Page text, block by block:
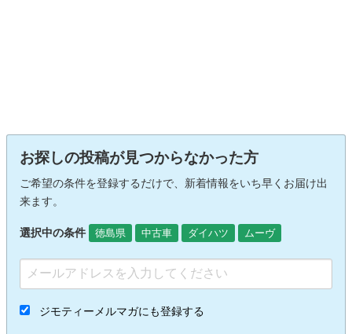
お探しの投稿が見つからなかった方
ご希望の条件を登録するだけで、新着情報をいち早くお届け出
来ます。
選択中の条件 徳島県 中古車 ダイハツ ムーヴ
ジモティーメルマガにも登録する